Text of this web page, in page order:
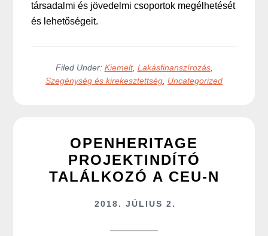
társadalmi és jövedelmi csoportok megélhetését
és lehetőségeit.
Filed Under: Kiemelt, Lakásfinanszírozás,
Szegénység és kirekesztettség Uncategorized
OPENHERITAGE
PROJEKTINDÍTÓ
TALÁLKOZÓ A CEU-N
2018. JÚLIUS 2.